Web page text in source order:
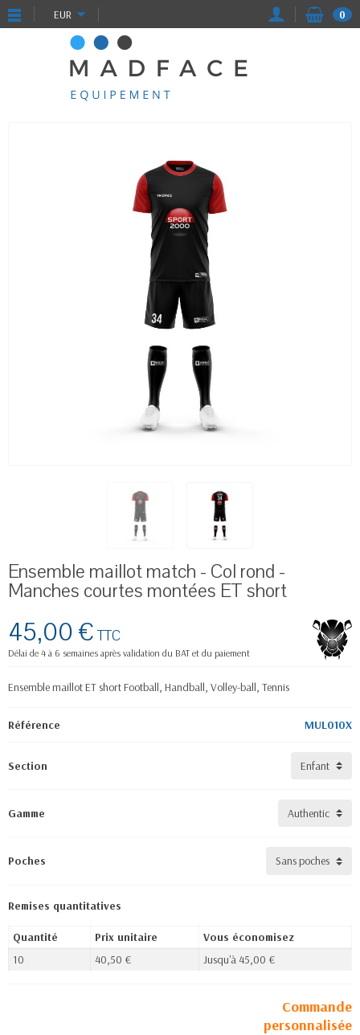
EUR 0
Ensemble maillot match - Col rond -
Manches courtes montées ET short
45,00 € TTC
Délai de 4 à 6 semaines après validation du BAT et du paiement
Ensemble maillot ET short Football, Handball, Volley-ball, Tennis
Référence MUL010X
Section
Gamme
Poches
Remises quantitatives
Quantité Prix unitaire
Vous économisez
10
40,50 € Jusqu'à 45,00 €
Commande
personnalisée